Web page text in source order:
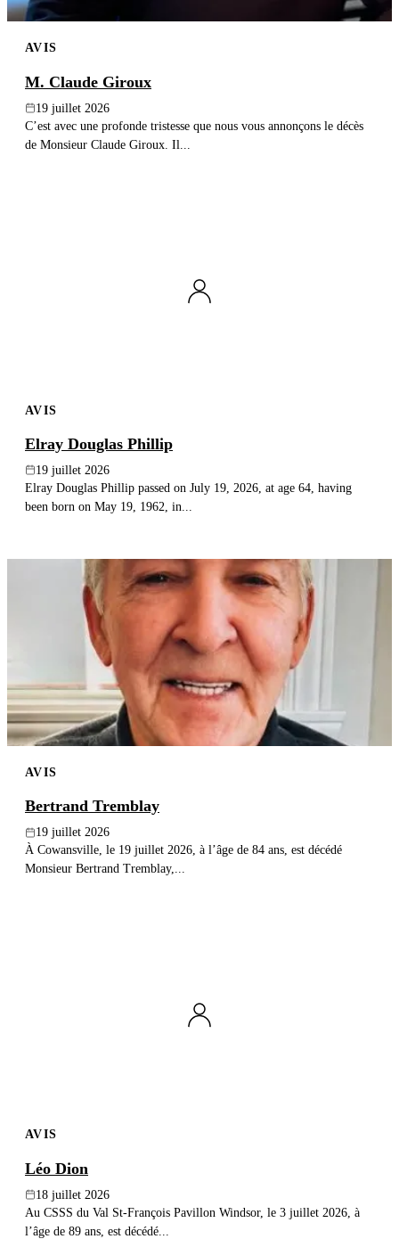
AVIS
M. Claude Giroux
19 juillet 2026
C’est avec une profonde tristesse que nous vous annonçons le décès
de Monsieur Claude Giroux. Il...
AVIS
Elray Douglas Phillip
19 juillet 2026
Elray Douglas Phillip passed on July 19, 2026, at age 64, having
been born on May 19, 1962, in...
AVIS
Bertrand Tremblay
19 juillet 2026
À Cowansville, le 19 juillet 2026, à l’âge de 84 ans, est décédé
Monsieur Bertrand Tremblay,...
AVIS
Léo Dion
18 juillet 2026
Au CSSS du Val St-François Pavillon Windsor, le 3 juillet 2026, à
l’âge de 89 ans, est décédé...